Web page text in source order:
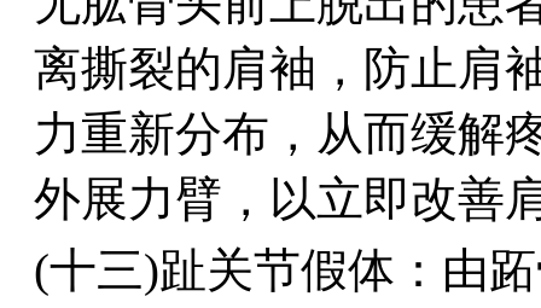
离撕裂的肩袖，防止肩
力重新分布，从而缓解
外展力臂，以立即改善
(十三)趾关节假体：由